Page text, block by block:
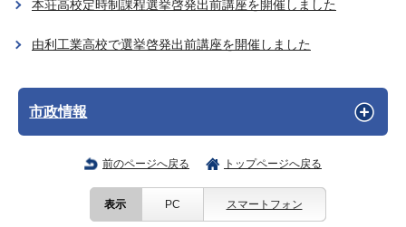
本荘高校定時制課程選挙啓発出前講座を開催しました
由利工業高校で選挙啓発出前講座を開催しました
市政情報
前のページへ戻る トップページへ戻る
表示 PC スマートフォン